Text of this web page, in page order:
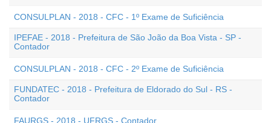
CONSULPLAN - 2018 - CFC - 1º Exame de Suficiência
IPEFAE - 2018 - Prefeitura de São João da Boa Vista - SP -
Contador
CONSULPLAN - 2018 - CFC - 2º Exame de Suficiência
FUNDATEC - 2018 - Prefeitura de Eldorado do Sul - RS -
Contador
FAURGS - 2018 - UFRGS - Contador